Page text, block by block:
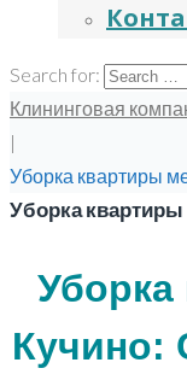
Search for:
Клининговая
|
Уборка квартиры
Уборка
Кучино: